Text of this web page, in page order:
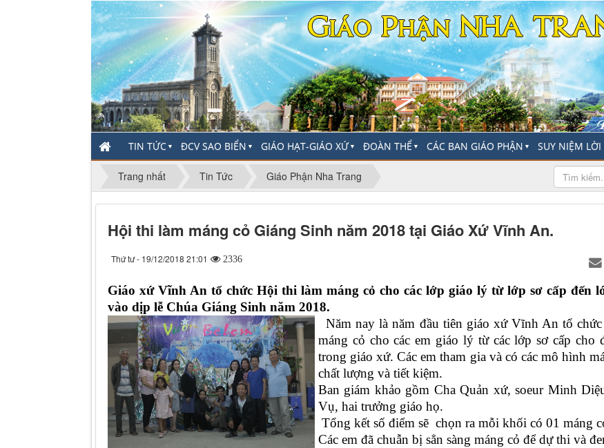
TIN TỨC ▼ ĐCV SAO BIỂN ▼ GIÁO HẠT-GIÁO XỨ▼ ĐOÀN THỂ ▼ CÁC BAN GIÁO PHẬN ▼ SUY NIỆM LỜI
Trang nhất Tin Tức Giáo Phận Nha Trang
Hội thi làm máng cỏ Giáng Sinh năm 2018 tại Giáo Xứ Vĩnh An.
Thứ tư - 19/12/2018 21:01 2336
Giáo xứ Vĩnh An tổ chức Hội thi làm máng cỏ cho các lớp giáo lý từ lớp sơ cấp đến
vào dịp lễ Chúa Giáng Sinh năm 2018.
Năm nay là năm đầu tiên giáo xứ Vĩnh An tổ
máng cỏ cho các em giáo lý từ các lớp sơ cấp cho
trong giáo xứ. Các em tham gia và có các mô hình
chất lượng và tiết kiệm.
Ban giám khảo gồm Cha Quản xứ, soeur Minh
Vụ, hai trưởng giáo họ.
Tổng kết số điểm sẽ chọn ra mỗi khối có 01 máng
Các em đã chuẫn bị sẳn sàng máng cỏ để dự thi và